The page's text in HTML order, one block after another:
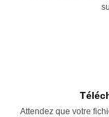
Attendez que votre